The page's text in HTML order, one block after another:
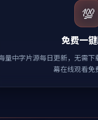
💯
免费一
量中字片源每日更新，无需
幕在线观看免